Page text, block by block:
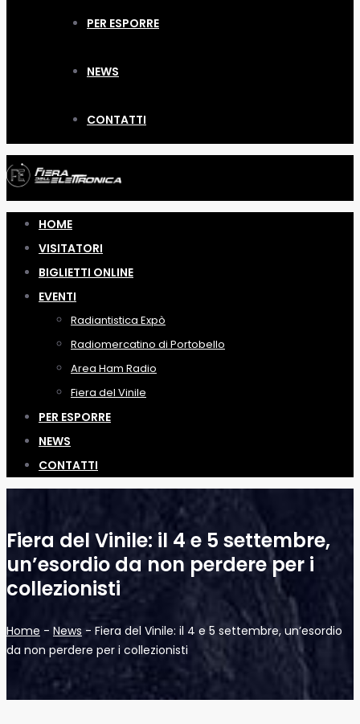
PER ESPORRE
NEWS
CONTATTI
HOME
VISITATORI
BIGLIETTI ONLINE
EVENTI
Radiantistica Expò
Radiomercatino di Portobello
Area Ham Radio
Fiera del Vinile
PER ESPORRE
NEWS
CONTATTI
Fiera del Vinile: il 4 e 5 settembre,
un’esordio da non perdere per i
collezionisti
Home - News - Fiera del Vinile: il 4 e 5 settembre, un’esordio
da non perdere per i collezionisti